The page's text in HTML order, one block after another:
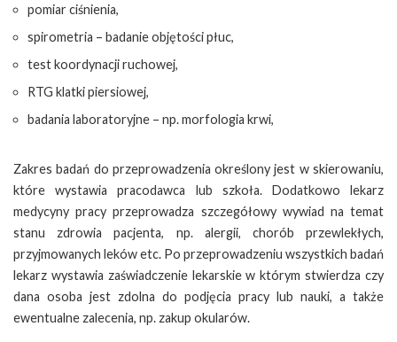
pomiar ciśnienia,
spirometria – badanie objętości płuc,
test koordynacji ruchowej,
RTG klatki piersiowej,
badania laboratoryjne – np. morfologia krwi,
Zakres badań do przeprowadzenia określony jest w skierowaniu,
które wystawia pracodawca lub szkoła. Dodatkowo lekarz
medycyny pracy przeprowadza szczegółowy wywiad na temat
stanu zdrowia pacjenta, np. alergii, chorób przewlekłych,
przyjmowanych leków etc. Po przeprowadzeniu wszystkich badań
lekarz wystawia zaświadczenie lekarskie w którym stwierdza czy
dana osoba jest zdolna do podjęcia pracy lub nauki, a także
ewentualne zalecenia, np. zakup okularów.